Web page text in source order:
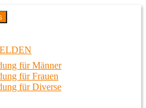
in Berlin
für Männer
für Frauen
für Diverse